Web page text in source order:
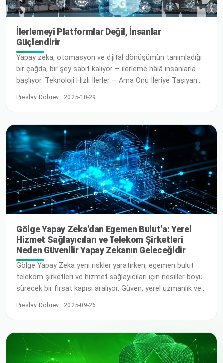
İlerlemeyi Platformlar Değil, İnsanlar
Güçlendirir
Yapay zeka, otomasyon ve dijital dönüşümün tanımladığı
bir çağda, bir şey sabit kalıyor — ilerleme hâlâ insanlarla
başlıyor. Teknoloji Hızlı İlerler — Ama Onu İleriye Taşıyan
İnsanlardır. Bir iş seyahatinden yeni döndüm — ve yakında
yerde, bir şey her zamankinden daha net hale geldi: …
Devamını Oku
Preslav Dobrev · 2025-10-29
Gölge Yapay Zeka'dan Egemen Bulut'a: Yerel
Hizmet Sağlayıcıları ve Telekom Şirketleri
Neden Güvenilir Yapay Zekanın Geleceğidir
Gölge Yapay Zeka yeni riskler yaratırken, egemen bulut
telekom şirketleri ve hizmet sağlayıcıları için nesiller boyu
sürecek bir fırsat kapısı aralıyor. Güven, yerel uzmanlık ve
küresel iş birliğinin neden yapay zeka ve bulutun
telekomünikasyon sektörleri bir yol ayrımında. Ortaklarla
yapılan son görüşmelerde ve … Devamını Oku
Preslav Dobrev · 2025-09-26